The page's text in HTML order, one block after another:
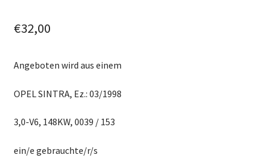
€32,00
Angeboten wird aus einem
OPEL SINTRA, Ez.: 03/1998
3,0-V6, 148KW, 0039 / 153
ein/e gebrauchte/r/s